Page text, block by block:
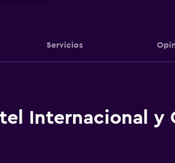
Servicios
Internacional y